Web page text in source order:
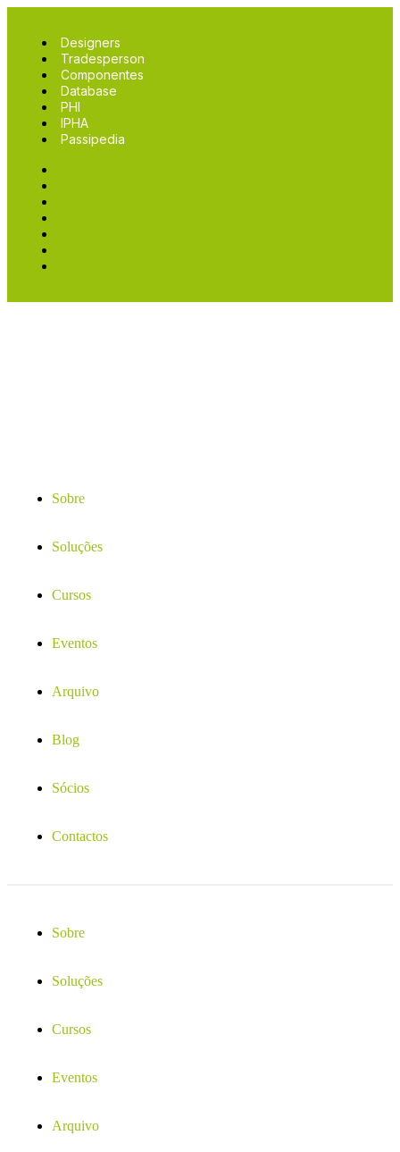
Designers
Tradesperson
Componentes
Database
PHI
IPHA
Passipedia
Sobre
Soluções
Cursos
Eventos
Arquivo
Blog
Sócios
Contactos
Sobre
Soluções
Cursos
Eventos
Arquivo